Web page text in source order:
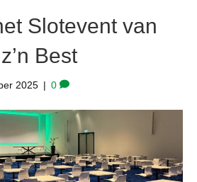
Slotevent van
Best
2025 | 0